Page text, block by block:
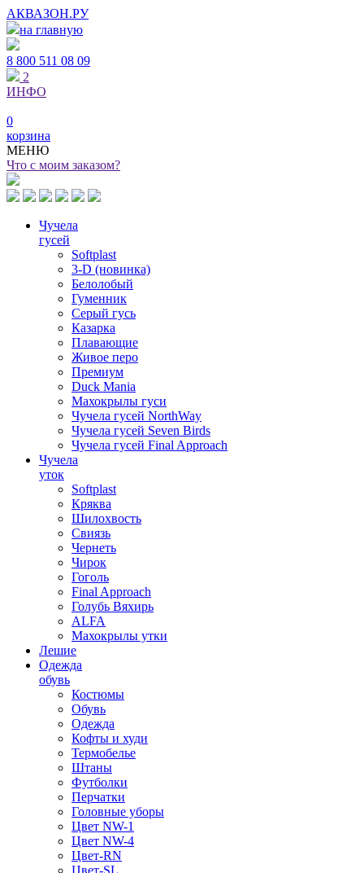
АКВАЗОН.РУ
на главную
8 800 511 08 09
2
ИНФО
0
корзина
МЕНЮ
Что с моим заказом?
Чучела
гусей
Softplast
3-D (новинка)
Белолобый
Гуменник
Серый гусь
Казарка
Плавающие
Живое перо
Премиум
Duck Mania
Махокрылы гуси
Чучела гусей NorthWay
Чучела гусей Seven Birds
Чучела гусей Final Approach
Чучела
уток
Softplast
Кряква
Шилохвость
Свиязь
Чернеть
Чирок
Гоголь
Final Approach
Голубь Вяхирь
ALFA
Махокрылы утки
Лешие
Одежда
обувь
Костюмы
Обувь
Одежда
Кофты и худи
Термобелье
Штаны
Футболки
Перчатки
Головные уборы
Цвет NW-1
Цвет NW-4
Цвет-RN
Цвет-SL